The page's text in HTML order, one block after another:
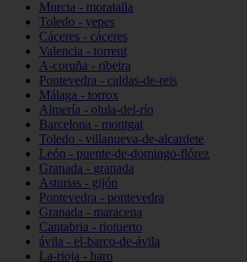
Murcia - moratalla
Toledo - yepes
Cáceres - cáceres
Valencia - torrent
A-coruña - ribeira
Pontevedra - caldas-de-reis
Málaga - torrox
Almería - olula-del-río
Barcelona - montgat
Toledo - villanueva-de-alcardete
León - puente-de-domingo-flórez
Granada - granada
Asturias - gijón
Pontevedra - pontevedra
Granada - maracena
Cantabria - riotuerto
ávila - el-barco-de-ávila
La-rioja - haro